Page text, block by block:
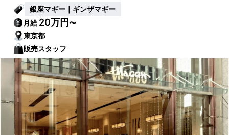
銀座マギー｜ギンザマギー
月給20万円〜
東京都
販売スタッフ